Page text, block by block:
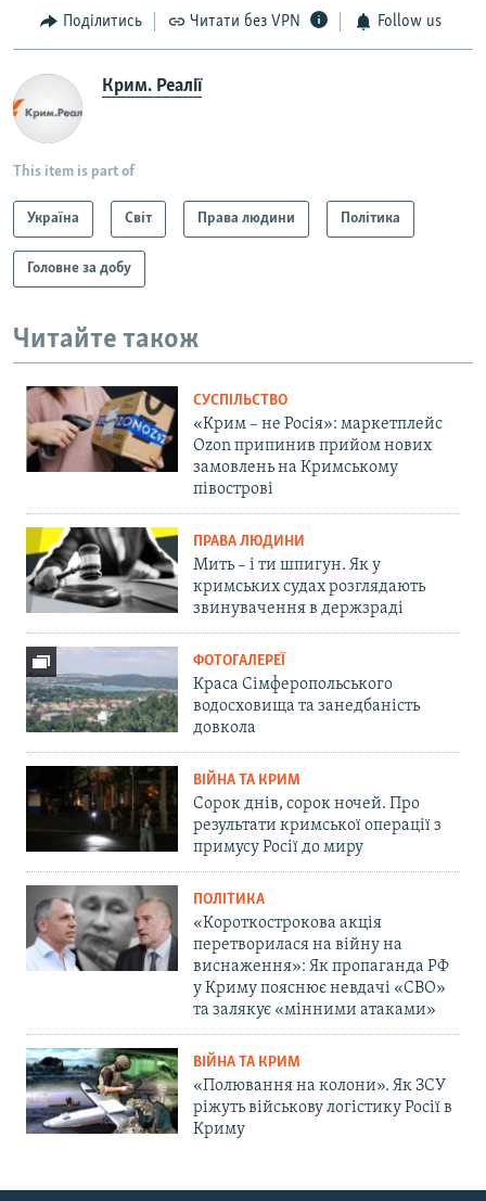
Поділитись Читати без VPN Follow us
Крим. Реалії
This item is part of
Україна Світ Права людини Політика
Головне за добу
Читайте також
СУСПІЛЬСТВО
«Крим – не Росія»: маркетплейс
Ozon припинив прийом нових
замовлень на Кримському
півострові
ПРАВА ЛЮДИНИ
Мить – і ти шпигун. Як у
кримських судах розглядають
звинувачення в держзраді
ФОТОГАЛЕРЕЇ
Краса Сімферопольського
водосховища та занедбаність
довкола
ВІЙНА ТА КРИМ
Сорок днів, сорок ночей. Про
результати кримської операції з
примусу Росії до миру
ПОЛІТИКА
«Короткострокова акція
перетворилася на війну на
виснаження»: Як пропаганда РФ
у Криму пояснює невдачі «СВО»
та залякує «мінними атаками»
ВІЙНА ТА КРИМ
«Полювання на колони». Як ЗСУ
ріжуть військову логістику Росії в
Криму